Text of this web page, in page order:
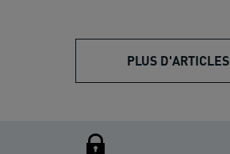
PLUS D'ARTICLES